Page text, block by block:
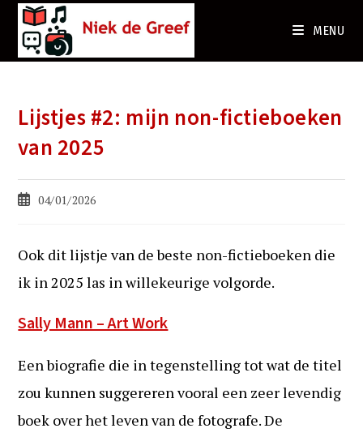
MENU
Lijstjes #2: mijn non-fictieboeken
van 2025
Bericht04/01/2026
Ook dit lijstje van de beste non-fictieboeken die
ik in 2025 las in willekeurige volgorde.
Sally Mann – Art Work
Een biografie die in tegenstelling tot wat de titel
zou kunnen suggereren vooral een zeer levendig
boek over het leven van de fotografe. De